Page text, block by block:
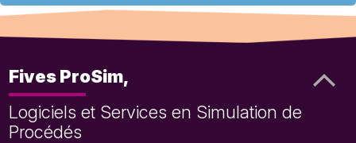
Fives ProSim,
Logiciels et Services en Simulation de
Procédés